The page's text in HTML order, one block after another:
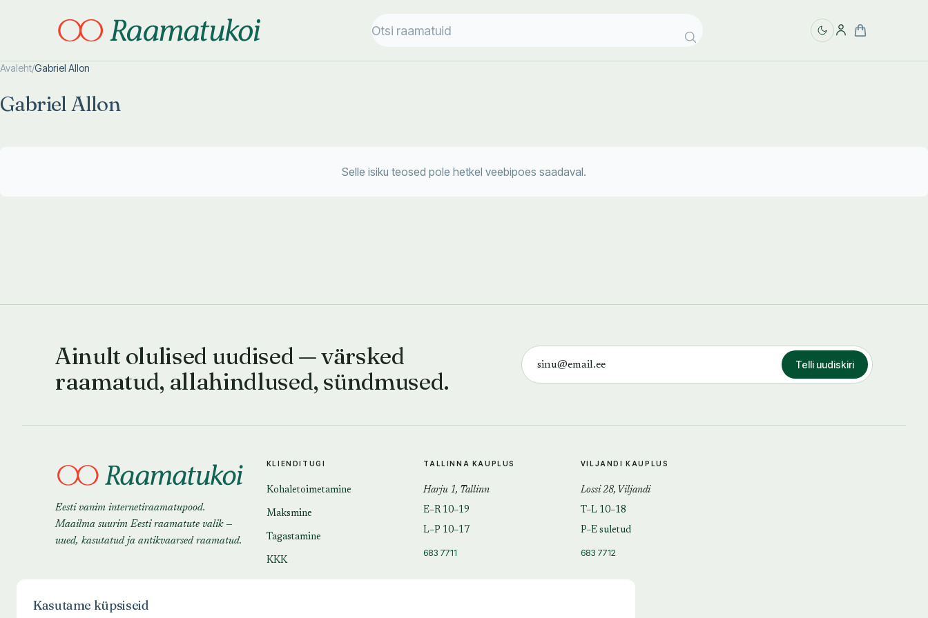
Avaleht/Gabriel Allon
Gabriel Allon
Selle isiku teosed pole hetkel veebipoes saadaval.
Ainult olulised uudised — värsked
raamatud, allahindlused, sündmused.
Telli uudiskiri
Eesti vanim internetiraamatupood.
Maailma suurim Eesti raamatute valik —
uued, kasutatud ja antikvaarsed raamatud.
KLIENDITUGI
Kohaletoimetamine
Maksmine
Tagastamine
KKK
TALLINNA KAUPLUS
Harju 1, Tallinn
E–R 10–19
L–P 10–17
683 7711
VILJANDI KAUPLUS
Lossi 28, Viljandi
T–L 10–18
P–E suletud
683 7712
Kasutame küpsiseid